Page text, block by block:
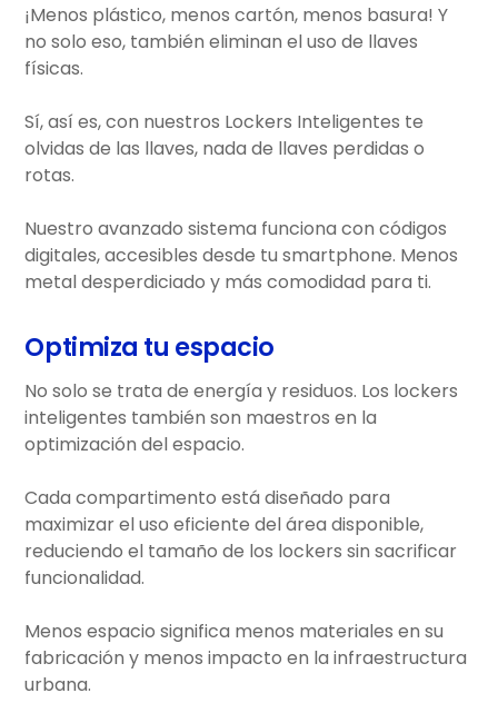
¡Menos plástico, menos cartón, menos basura! Y
no solo eso, también eliminan el uso de llaves
físicas.
Sí, así es, con nuestros Lockers Inteligentes te
olvidas de las llaves, nada de llaves perdidas o
rotas.
Nuestro avanzado sistema funciona con códigos
digitales, accesibles desde tu smartphone. Menos
metal desperdiciado y más comodidad para ti.
Optimiza tu espacio
No solo se trata de energía y residuos. Los lockers
inteligentes también son maestros en la
optimización del espacio.
Cada compartimento está diseñado para
maximizar el uso eficiente del área disponible,
reduciendo el tamaño de los lockers sin sacrificar
funcionalidad.
Menos espacio significa menos materiales en su
fabricación y menos impacto en la infraestructura
urbana.